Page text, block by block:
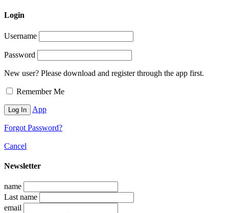
Login
Username
Password
New user? Please download and register through the app first.
Remember Me
App
Forgot Password?
Cancel
Newsletter
name
Last name
email